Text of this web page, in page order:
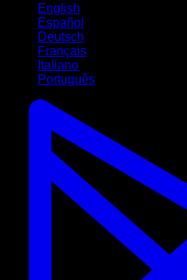
English
Español
Deutsch
Français
Italiano
Português